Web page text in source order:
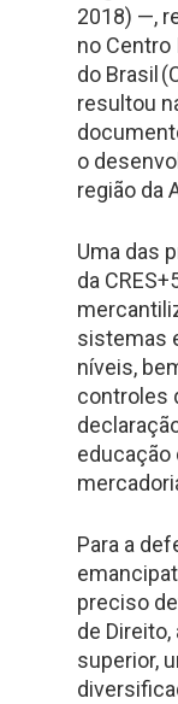
2018) —,
no Centro
do Brasil
resultou
o
região da
Uma das
da
sistemas
níveis,
controles
educação
Para a
preciso
de
superior,